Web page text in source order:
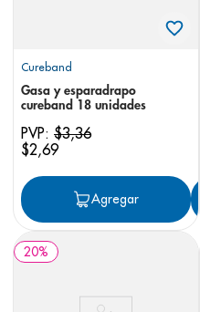
Cureband
Gasa y esparadrapo
cureband 18 unidades
PVP: $3,36
$2,69
Agregar
20%